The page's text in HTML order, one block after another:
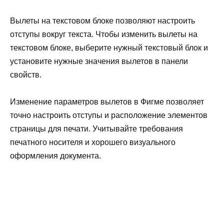
Вылеты на текстовом блоке позволяют настроить
отступы вокруг текста. Чтобы изменить вылеты на
текстовом блоке, выберите нужный текстовый блок и
установите нужные значения вылетов в панели
свойств.
Изменение параметров вылетов в Фигме позволяет
точно настроить отступы и расположение элементов
страницы для печати. Учитывайте требования
печатного носителя и хорошего визуального
оформления документа.